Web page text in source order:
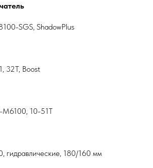
SGS, ShadowPlus
32T, Boost
M6100, 10-51T
гидравлические, 180/160 мм